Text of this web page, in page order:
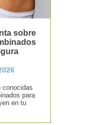
sobre
conocidas
para
en tu